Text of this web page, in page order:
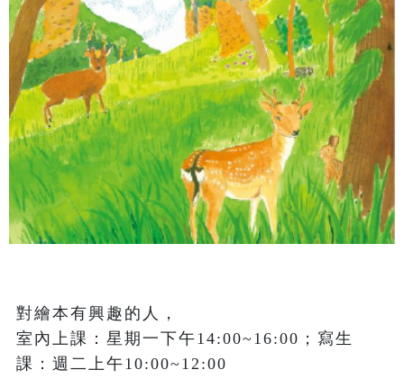
對繪本有興趣的人，
室內上課：星期一下午14:00~16:00；寫生
課：週二上午10:00~12:00